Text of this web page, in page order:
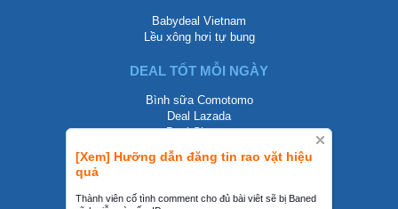
[Xem] Hưỡng dẫn đăng tin rao vặt hiệu
quả
Thành viên cố tình comment cho đủ bài viêt sẽ bị Baned
Babydeal Vietnam
Lều xông hơi tự bung
DEAL TỐT MỖI NGÀY
Bình sữa Comotomo
Deal Lazada
Deal Shopee
LIÊN HỆ
0858002468